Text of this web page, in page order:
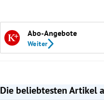
Abo-Angebote
Weiter
Die beliebtesten Artikel
Slide 1 von 7